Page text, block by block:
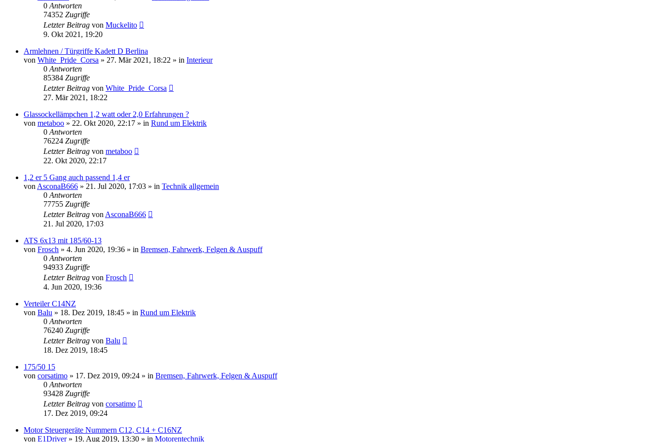
0 Antworten
74352 Zugriffe
Letzter Beitrag von Muckelito
9. Okt 2021, 19:20
Armlehnen / Türgriffe Kadett D Berlina
von White_Pride_Corsa » 27. Mär 2021, 18:22 » in Interieur
0 Antworten
85384 Zugriffe
Letzter Beitrag von White_Pride_Corsa
27. Mär 2021, 18:22
Glassockellämpchen 1,2 watt oder 2,0 Erfahrungen ?
von metaboo » 22. Okt 2020, 22:17 » in Rund um Elektrik
0 Antworten
76224 Zugriffe
Letzter Beitrag von metaboo
22. Okt 2020, 22:17
1,2 er 5 Gang auch passend 1,4 er
von AsconaB666 » 21. Jul 2020, 17:03 » in Technik allgemein
0 Antworten
77755 Zugriffe
Letzter Beitrag von AsconaB666
21. Jul 2020, 17:03
ATS 6x13 mit 185/60-13
von Frosch » 4. Jun 2020, 19:36 » in Bremsen, Fahrwerk, Felgen & Auspuff
0 Antworten
94933 Zugriffe
Letzter Beitrag von Frosch
4. Jun 2020, 19:36
Verteiler C14NZ
von Balu » 18. Dez 2019, 18:45 » in Rund um Elektrik
0 Antworten
76240 Zugriffe
Letzter Beitrag von Balu
18. Dez 2019, 18:45
175/50 15
von corsatimo » 17. Dez 2019, 09:24 » in Bremsen, Fahrwerk, Felgen & Auspuff
0 Antworten
93428 Zugriffe
Letzter Beitrag von corsatimo
17. Dez 2019, 09:24
Motor Steuergeräte Nummern C12, C14 + C16NZ
von E1Driver» 19. Aug 2019, 13:30 » in Motorentechnik